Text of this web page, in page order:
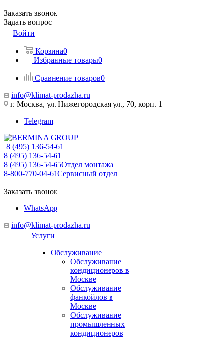
Заказать звонок
Задать вопрос
Войти
Корзина0
Избранные товары0
Сравнение товаров0
info@klimat-prodazha.ru
г. Москва, ул. Нижегородская ул., 70, корп. 1
Telegram
8 (495) 136-54-61
8 (495) 136-54-61
8 (495) 136-54-65Отдел монтажа
8-800-770-04-61Сервисный отдел
Заказать звонок
WhatsApp
info@klimat-prodazha.ru
Услуги
Обслуживание
Обслуживание
кондиционеров в
Москве
Обслуживание
фанкойлов в
Москве
Обслуживание
промышленных
кондиционеров